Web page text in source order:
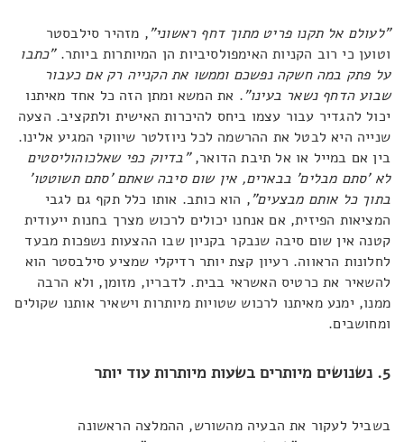
"לעולם אל תקנו פריט מתוך דחף ראשוני", מזהיר סילבסטר
וטוען כי רוב הקניות האימפולסיביות הן המיותרות ביותר."כתבו
על פתק במה חשקה נפשכם וממשו את הקנייה רק אם כעבור
שבוע הדחף נשאר בעינו". את המשא ומתן הזה כל אחד מאיתנו
יכול להגדיר עבור עצמו ביחס להיכרות האישית ולתקציב. הצעה
שנייה היא לבטל את ההרשמה לכל ניוזלטר שיווקי המגיע אלינו.
בין אם במייל או אל תיבת הדואר,"בדיוק כפי שאלכוהוליסטים
לא 'סתם מבלים' בבארים, אין שום סיבה שאתם 'סתם תשוטטו'
בתוך כל אותם מבצעים", הוא כותב. אותו כלל תקף גם לגבי
המציאות הפיזית, אם אנחנו יכולים לרכוש מצרך בחנות ייעודית
קטנה אין שום סיבה שנבקר בקניון שבו ההצעות נשפכות מבעד
לחלונות הראווה. רעיון קצת יותר רדיקלי שמציע סילבסטר הוא
להשאיר את כרטיס האשראי בבית. לדבריו, מזומן, ולא הרבה
ממנו, ימנע מאיתנו לרכוש שטויות מיותרות וישאיר אותנו שקולים
ומחושבים.
5. נשנושים מיותרים בשעות מיותרות עוד יותר
בשביל לעקור את הבעיה מהשורש, ההמלצה הראשונה